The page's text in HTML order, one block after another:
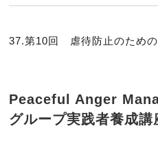
37.第10回 虐待防止のため
Peaceful Anger
グループ実践者養成